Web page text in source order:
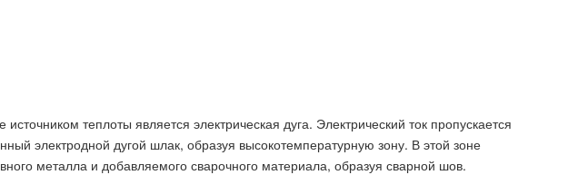
теплоты является электрическая дуга. Электрический ток пропускается
электродной дугой шлак, образуя высокотемпературную зону. В этой зоне
металла и добавляемого сварочного материала, образуя сварной шов.